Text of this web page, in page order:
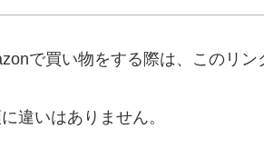
で買い物をする際は、このリン
違いはありません。